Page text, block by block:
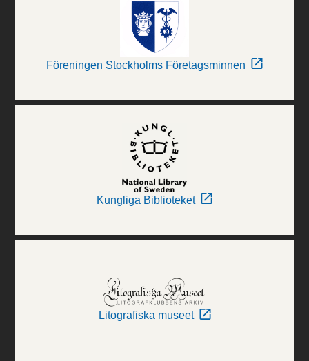
Föreningen Stockholms Företagsminnen
Kungliga Biblioteket
Litografiska museet